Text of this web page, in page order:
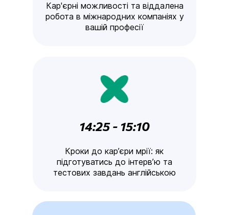
Кар'єрні можливості та віддалена
робота в міжнародних компаніях у
вашій професії
14:25 - 15:10
Кроки до кар’єри мрії: як
підготуватись до інтерв’ю та
тестових завдань англійською